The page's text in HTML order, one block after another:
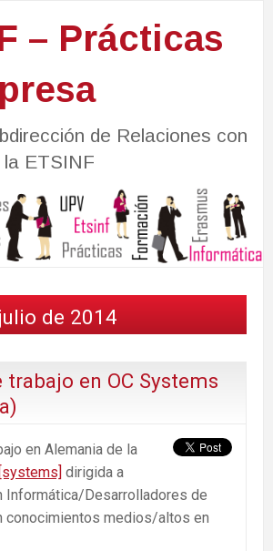
– Prácticas
de Relaciones con
la ETSINF
de 2014
trabajo en OC Systems
en Alemania de la
dirigida a
Informática/Desarrolladores de
conocimientos medios/altos en